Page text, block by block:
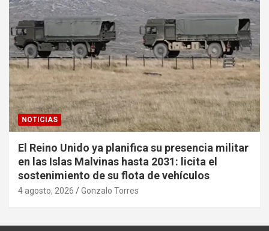
NOTICIAS
El Reino Unido ya planifica su presencia militar
en las Islas Malvinas hasta 2031: licita el
sostenimiento de su flota de vehículos
4 agosto, 2026 Gonzalo Torres